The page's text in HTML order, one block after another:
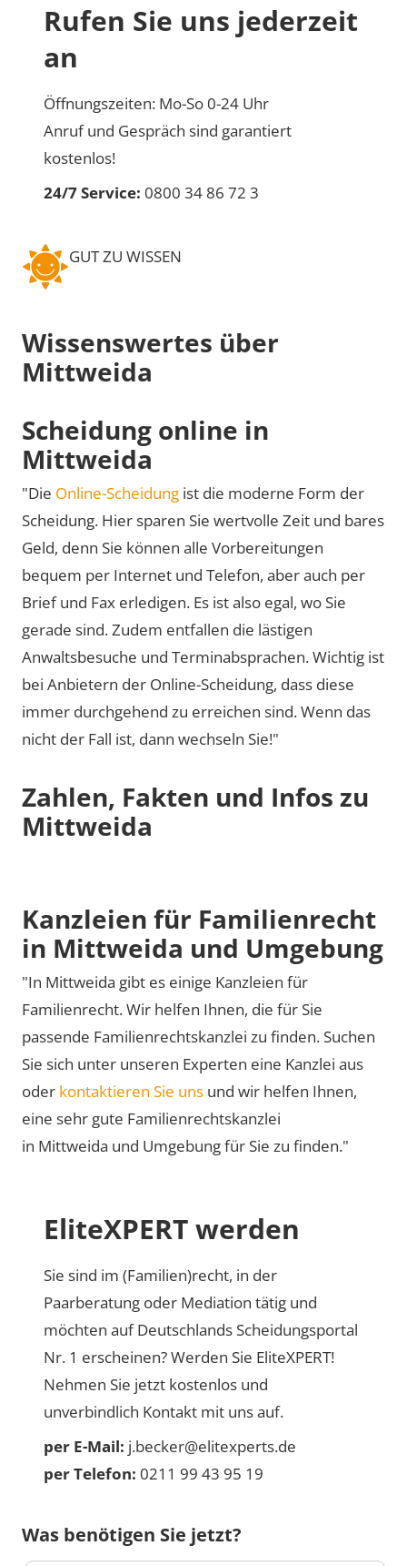
Rufen Sie uns jederzeit
an
Öffnungszeiten: Mo-So 0-24 Uhr
Anruf und Gespräch sind garantiert
kostenlos!
24/7 Service: 0800 34 86 72 3
GUT ZU WISSEN
Wissenswertes über
Mittweida
Scheidung online in
Mittweida
"Die Online-Scheidung ist die moderne Form der
Scheidung. Hier sparen Sie wertvolle Zeit und bares
Geld, denn Sie können alle Vorbereitungen
bequem per Internet und Telefon, aber auch per
Brief und Fax erledigen. Es ist also egal, wo Sie
gerade sind. Zudem entfallen die lästigen
Anwaltsbesuche und Terminabsprachen. Wichtig ist
bei Anbietern der Online-Scheidung, dass diese
immer durchgehend zu erreichen sind. Wenn das
nicht der Fall ist, dann wechseln Sie!"
Zahlen, Fakten und Infos zu
Mittweida
Kanzleien für Familienrecht
in Mittweida und Umgebung
"In Mittweida gibt es einige Kanzleien für
Familienrecht. Wir helfen Ihnen, die für Sie
passende Familienrechtskanzlei zu finden. Suchen
Sie sich unter unseren Experten eine Kanzlei aus
oder kontaktieren Sie uns und wir helfen Ihnen,
eine sehr gute Familienrechtskanzlei
in Mittweida und Umgebung für Sie zu finden."
EliteXPERT werden
Sie sind im (Familien)recht, in der
Paarberatung oder Mediation tätig und
möchten auf Deutschlands Scheidungsportal
Nr. 1 erscheinen? Werden Sie EliteXPERT!
Nehmen Sie jetzt kostenlos und
unverbindlich Kontakt mit uns auf.
per E-Mail: j.becker@elitexperts.de
per Telefon: 0211 99 43 95 19
Was benötigen Sie jetzt?